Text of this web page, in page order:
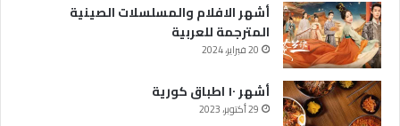
أشهر الافلام والمسلسلات الصينية
المترجمة للعربية
20 فبراير، 2024
أشهر ١٠ اطباق كورية
29 أكتوبر، 2023